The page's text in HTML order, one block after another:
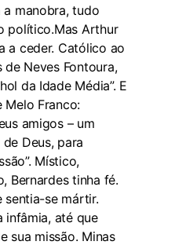
a manobra, tudo
político.Mas Arthur
a ceder. Católico ao
Neves Fontoura,
da Idade Média”. E
Franco:
amigos – um
Deus, para
Místico,
Bernardes tinha fé.
sentia-se mártir.
infâmia, até que
sua missão. Minas